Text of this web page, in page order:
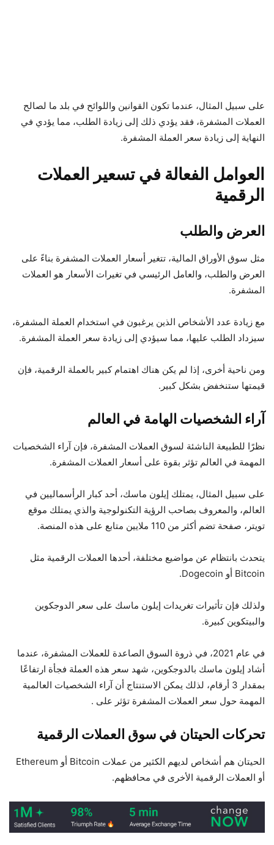
على سبيل المثال، عندما تكون القوانين واللوائح في بلد ما لصالح
العملات المشفرة، فقد يؤدي ذلك إلى زيادة الطلب، مما يؤدي في
النهاية إلى زيادة سعر العملة المشفرة.
العوامل الفعالة في تسعير العملات
الرقمية
العرض والطلب
مثل سوق الأوراق المالية، تتغير أسعار العملات المشفرة بناءً على
العرض والطلب، والعامل الرئيسي في تغيرات الأسعار هو العملات
المشفرة.
مع زيادة عدد الأشخاص الذين يرغبون في استخدام العملة المشفرة،
سيزداد الطلب عليها، مما سيؤدي إلى زيادة سعر العملة المشفرة.
ومن ناحية أخرى، إذا لم يكن هناك اهتمام كبير بالعملة الرقمية، فإن
قيمتها ستنخفض بشكل كبير.
آراء الشخصيات الهامة في العالم
نظرًا للطبيعة الناشئة لسوق العملات المشفرة، فإن آراء الشخصيات
المهمة في العالم تؤثر بقوة على أسعار العملات المشفرة.
على سبيل المثال، يمتلك إيلون ماسك، أحد كبار الرأسماليين في
العالم، والمعروف بصاحب الرؤية التكنولوجية والذي يمتلك موقع
تويتر، صفحة تضم أكثر من 110 ملايين متابع على هذه المنصة.
يتحدث بانتظام عن مواضيع مختلفة، أحدها العملات الرقمية مثل
Bitcoin أو Dogecoin.
ولذلك فإن تأثيرات تغريدات إيلون ماسك على سعر الدوجكوين
والبيتكوين كبيرة.
في عام 2021، في ذروة السوق الصاعدة للعملات المشفرة، عندما
أشاد إيلون ماسك بالدوجكوين، شهد سعر هذه العملة فجأة ارتفاعًا
بمقدار 3 أرقام، لذلك يمكن الاستنتاج أن آراء الشخصيات العالمية
المهمة حول سعر العملات المشفرة تؤثر على .
تحركات الحيتان في سوق العملات الرقمية
الحيتان هم أشخاص لديهم الكثير من عملات Bitcoin أو Ethereum
أو العملات الرقمية الأخرى في محافظهم.